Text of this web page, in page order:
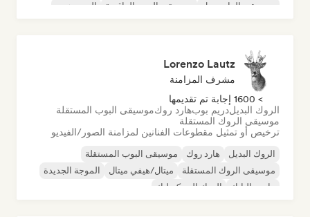
موسيقى الدانسهول
موسيقى البوب الراقصة
الهيب هوب
Lorenzo Lautz
مشرف المزامنة
> 1600 إجابة تم تقديمها
الروك البديلدريم بوبهارد روكموسيقى البوب المستقلة
موسيقى الروك المستقلة
ترخيص أو تمثيل مقطوعات الفنانين لمزامنة الصور/الفيديو
الروك البديل هارد روك
موسيقى البوب المستقلة
موسيقى الروك المستقلة
ميتال/هيفي ميتال
الموجة الجديدة
ما بعد البانك
الروك السيكديليك